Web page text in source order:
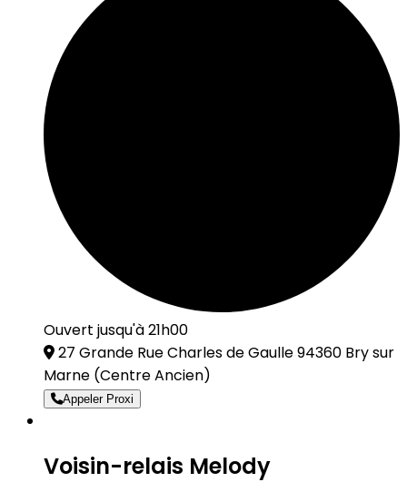
Ouvert jusqu'à 21h00
27 Grande Rue Charles de Gaulle 94360 Bry sur
Marne (Centre Ancien)
Appeler Proxi
Voisin-relais Melody